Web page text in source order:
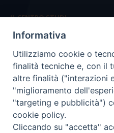
IL CENTRO STUDI
La nostra storia
Statuto
Presidenza e ufficio
Consiglio scientifico
Coordinamento nazionale
Informativa
Utilizziamo cookie o
finalità tecniche e, con il
altre finalità ("interazioni
"miglioramento
"targeting e pubblicità")
cookie policy.
Cliccando su "accetta"